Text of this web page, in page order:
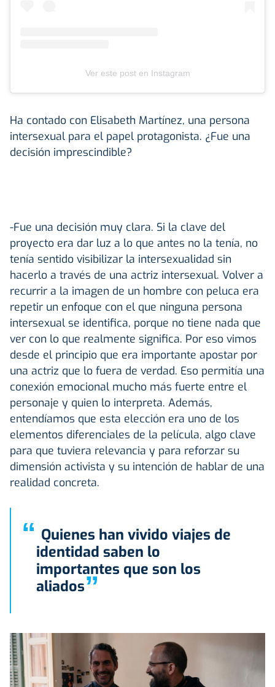
Ver este post en Instagram
Ha contado con Elisabeth Martínez, una persona
intersexual para el papel protagonista. ¿Fue una
decisión imprescindible?
-Fue una decisión muy clara. Si la clave del
proyecto era dar luz a lo que antes no la tenía, no
tenía sentido visibilizar la intersexualidad sin
hacerlo a través de una actriz intersexual. Volver a
recurrir a la imagen de un hombre con peluca era
repetir un enfoque con el que ninguna persona
intersexual se identifica, porque no tiene nada que
ver con lo que realmente significa. Por eso vimos
desde el principio que era importante apostar por
una actriz que lo fuera de verdad. Eso permitía una
conexión emocional mucho más fuerte entre el
personaje y quien lo interpreta. Además,
entendíamos que esta elección era uno de los
elementos diferenciales de la película, algo clave
para que tuviera relevancia y para reforzar su
dimensión activista y su intención de hablar de una
realidad concreta.
“ Quienes han vivido viajes de
identidad saben lo
importantes que son los
aliados”